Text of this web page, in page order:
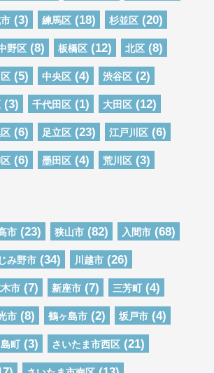
(3) 練馬区 (18) 杉並区 (20)
野区 (8) 板橋区 (12) 北区 (8)
(5) 中央区 (4) 渋谷区 (2)
(3) 千代田区 (1) 大田区 (12)
(6) 足立区 (23) 江戸川区 (6)
(6) 墨田区 (4) 荒川区 (3)
市 (23) 狭山市 (82) 入間市 (68)
み野市 (34) 川越市 (26)
市 (7) 新座市 (7) 三芳町 (4)
市 (8) 鶴ヶ島市 (2) 坂戸市 (4)
町 (3) さいたま市西区 (21)